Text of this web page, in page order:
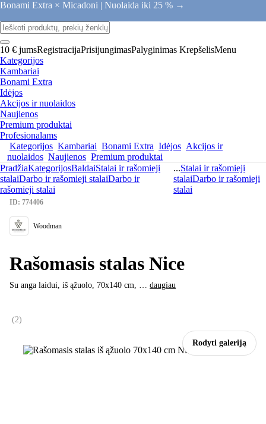
Bonami Extra × Micadoni | Nuolaida iki 25 % →
10 € jumsRegistracijaPrisijungimasPalyginimas KrepšelisMenu
Kategorijos
Kambariai
Bonami Extra
Idėjos
Akcijos ir nuolaidos
Naujienos
Premium produktai
Profesionalams
Kategorijos Kambariai Bonami Extra Idėjos Akcijos ir
nuolaidos Naujienos Premium produktai
PradžiaKategorijosBaldaiStalai ir rašomieji
stalaiDarbo ir rašomieji stalaiDarbo ir
rašomieji stalai
...Stalai ir rašomieji
stalaiDarbo ir rašomieji
stalai
Rodyti galeriją
ID: 774406
Woodman
Rašomasis stalas Nice
Su anga laidui, iš ąžuolo, 70x140 cm, … daugiau
(2)